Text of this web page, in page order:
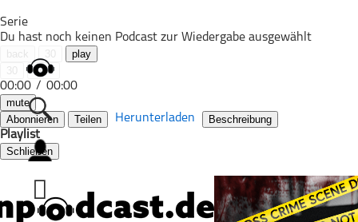
Serie
Du hast noch keinen Podcast zur Wiedergabe ausgewählt
back 30
play
30
next
00:00 / 00:00
mute
Abonnieren
Teilen Herunterladen Beschreibung
Playlist
Schließen
Bildung